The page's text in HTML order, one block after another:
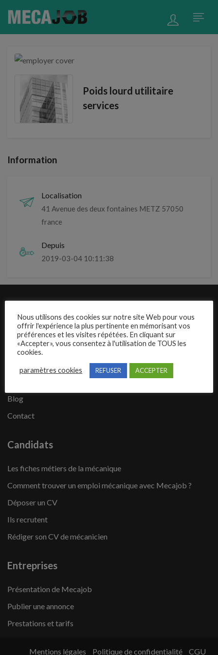
Poids lourd utilitaire
services
Information
Localisation
41 Avenue des deux fontaines METZ 57050
france
Depuis
2019-03-04 10:11:38
Présentation de Mecajob
Publier une annonce
Blog
Contact
Candidats
Les fiches métiers de la mécanique
Comment trouver un emploi mécanique avec Mecajob ?
Déposer un CV
Ils recrutent
Rédiger son CV de mécanicien
Entreprises
Présentation de Mecajob
Publier une annonce
Prestations et tarifs
Mentions légales Politique de confidentialité CGU
Nous utilisons des cookies sur notre site Web pour vous
offrir l'expérience la plus pertinente en mémorisant vos
préférences et les visites répétées. En cliquant sur
«Accepter», vous consentez à l'utilisation de TOUS les
cookies.
paramètres cookies REFUSER ACCEPTER